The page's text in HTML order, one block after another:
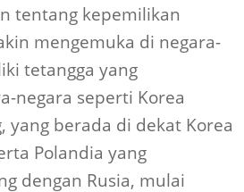
tentang kepemilikan
mengemuka di negara-
tetangga yang
negara seperti Korea
yang berada di dekat Korea
Polandia yang
dengan Rusia, mulai